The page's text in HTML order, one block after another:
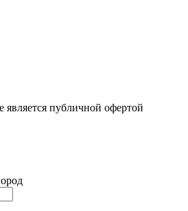
является публичной офертой